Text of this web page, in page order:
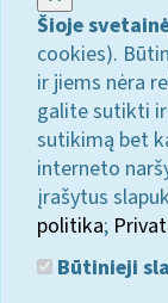
Šioje
cookies).
ir jiems nėra
galite sutikti ir
sutikimą bet
interneto
įrašytus
politika;
Būtinieji